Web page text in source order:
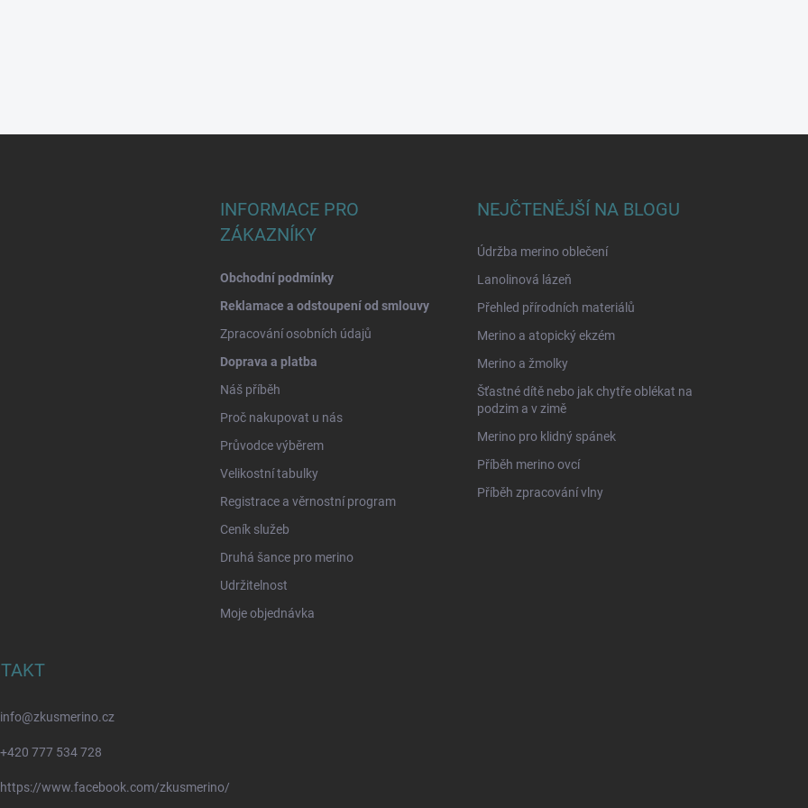
INFORMACE PRO
ZÁKAZNÍKY
Obchodní podmínky
Reklamace a odstoupení od smlouvy
Zpracování osobních údajů
Doprava a platba
Náš příběh
Proč nakupovat u nás
Průvodce výběrem
Velikostní tabulky
Registrace a věrnostní program
Ceník služeb
Druhá šance pro merino
Udržitelnost
Moje objednávka
NEJČTENĚJŠÍ NA BLOGU
Údržba merino oblečení
Lanolinová lázeň
Přehled přírodních materiálů
Merino a atopický ekzém
Merino a žmolky
Šťastné dítě nebo jak chytře oblékat na
podzim a v zimě
Merino pro klidný spánek
Příběh merino ovcí
Příběh zpracování vlny
info@zkusmerino.cz
+420 777 534 728
https://www.facebook.com/zkusmerino/